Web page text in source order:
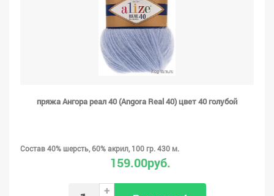
пряжа Ангора реал 40 (Angora Real 40) цвет 40 голубой
Состав 40% шерсть, 60% акрил, 100 гр. 430 м.
159.00руб.
+